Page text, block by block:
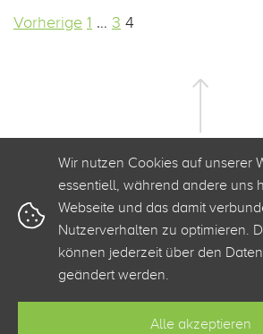
Vorherige 1 … 3 4
+49 341 3500 2520
Wir nutzen Cookies auf unserer
essentiell, während andere uns
Webseite und das damit
Nutzerverhalten zu optimieren.
können jederzeit über den
geändert werden.
Alle akzeptieren